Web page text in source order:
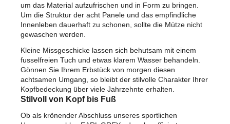
um das Material aufzufrischen und in Form zu bringen.
Um die Struktur der acht Panele und das empfindliche
Innenleben dauerhaft zu schonen, sollte die Mütze nicht
gewaschen werden.
Kleine Missgeschicke lassen sich behutsam mit einem
fusselfreien Tuch und etwas klarem Wasser behandeln.
Gönnen Sie Ihrem Erbstück von morgen diesen
achtsamen Umgang, so bleibt der stilvolle Charakter Ihrer
Kopfbedeckung über viele Jahrzehnte erhalten.
Stilvoll von Kopf bis Fuß
Ob als krönender Abschluss unseres sportlichen